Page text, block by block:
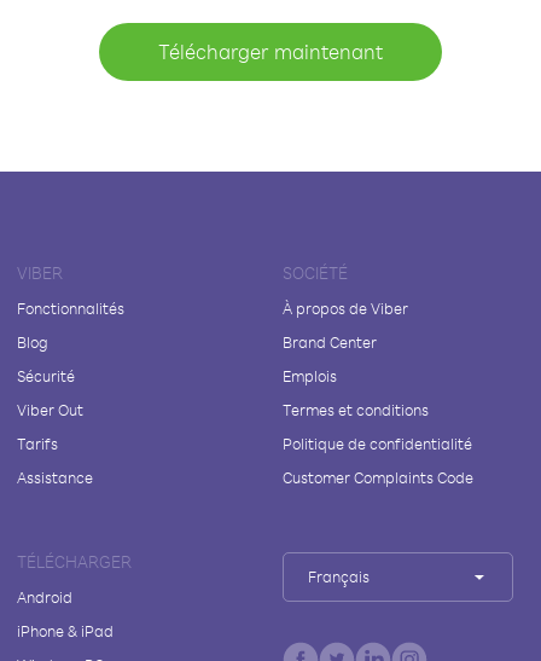
Télécharger maintenant
VIBER
Fonctionnalités
Blog
Sécurité
Viber Out
Tarifs
Assistance
SOCIÉTÉ
À propos de Viber
Brand Center
Emplois
Termes et conditions
Politique de confidentialité
Customer Complaints Code
TÉLÉCHARGER
Android
iPhone & iPad
Français